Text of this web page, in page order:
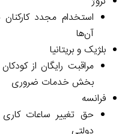
استخدام مجدد
آن‌ها
بلژیک و بریتانیا
مراقبت رایگان از
بخش خدمات ضروری
فرانسه
حق تغییر ساعات کاری